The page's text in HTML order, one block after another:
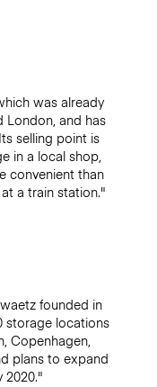
was already
London, and has
selling point is
in a local shop,
convenient than
a train station."
founded in
storage locations
Copenhagen,
plans to expand
2020."